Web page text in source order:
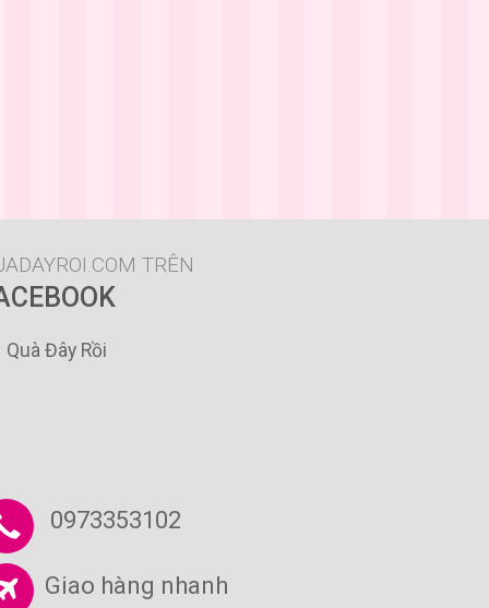
TRÊN
Quà Đây Rồi
0973353102
Giao hàng nhanh